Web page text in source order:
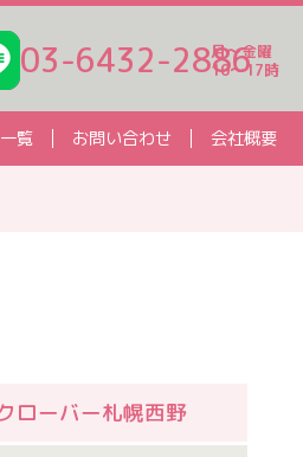
03-6432-2886
月～金曜
10～17時
覧 お問い合わせ 会社概要
ローバー札幌西野